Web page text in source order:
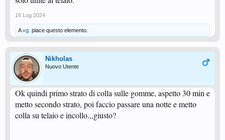
16 Lug 2024
Avg. piace questo elemento.
Nikholas
Nuovo Utente
Ok quindi primo strato di colla sulle gomme, aspetto 30 min e
metto secondo strato, poi faccio passare una notte e metto
colla su telaio e incollo.,,giusto?